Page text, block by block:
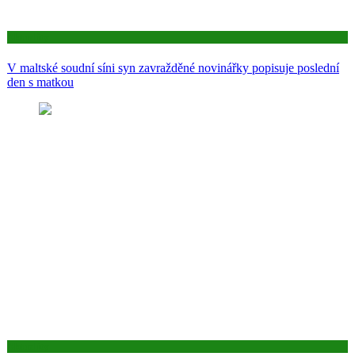
V maltské soudní síni syn zavražděné novinářky popisuje poslední
den s matkou